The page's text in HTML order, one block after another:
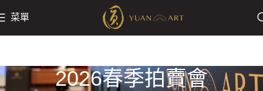
菜單
2026春季拍賣會